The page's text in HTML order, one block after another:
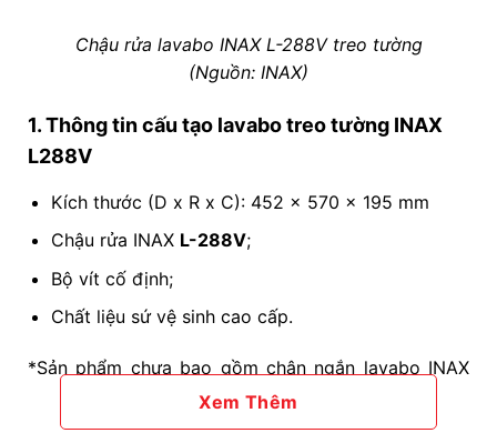
Chậu rửa lavabo INAX L-288V treo tường
(Nguồn: INAX)
1. Thông tin cấu tạo lavabo treo tường INAX
L288V
Kích thước (D x R x C): 452 x 570 x 195 mm
Chậu rửa INAX L-288V;
Bộ vít cố định;
Chất liệu sứ vệ sinh cao cấp.
*Sản phẩm chưa bao gồm chân ngắn lavabo INAX
hoặc chân dài lavabo INAX
Xem Thêm